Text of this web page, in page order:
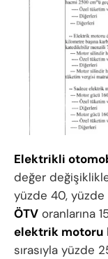
Elektrikli
değer
yüzde 40,
ÖTV oranlarına
elektrik motoru
sırasıyla yüzde